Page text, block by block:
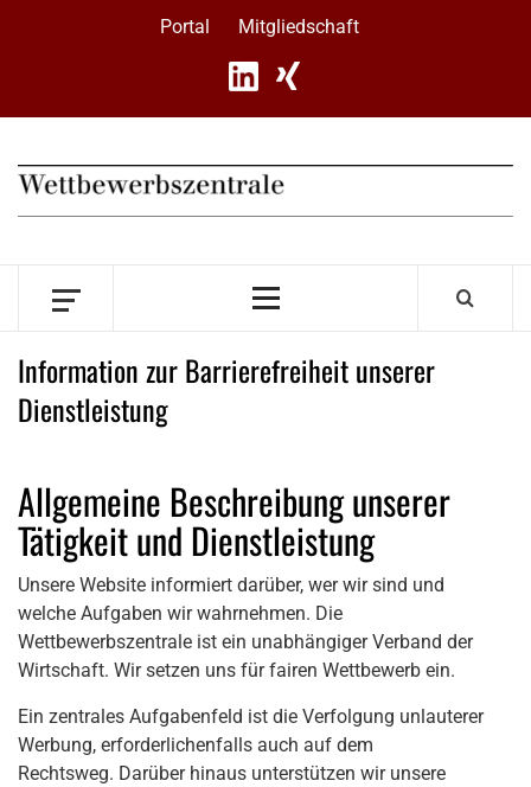
Portal Mitgliedschaft
Primary
Information zur Barrierefreiheit unserer
Dienstleistung
Allgemeine Beschreibung unserer
Tätigkeit und Dienstleistung
Unsere Website informiert darüber, wer wir sind und
welche Aufgaben wir wahrnehmen. Die
Wettbewerbszentrale ist ein unabhängiger Verband der
Wirtschaft. Wir setzen uns für fairen Wettbewerb ein.
Ein zentrales Aufgabenfeld ist die Verfolgung unlauterer
Werbung, erforderlichenfalls auch auf dem
Rechtsweg. Darüber hinaus unterstützen wir unsere